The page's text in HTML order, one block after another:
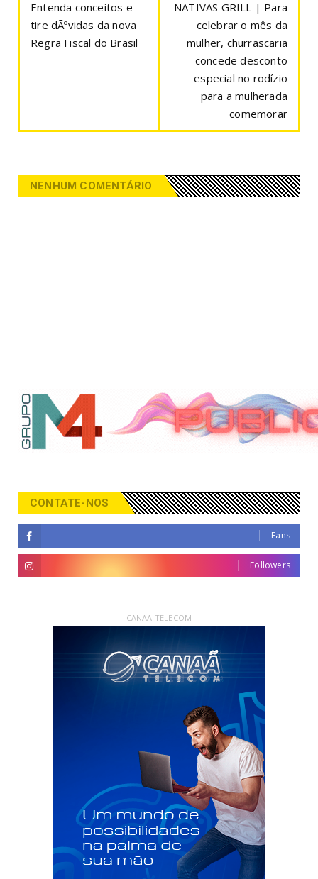
Entenda conceitos e
tire dÃºvidas da nova
Regra Fiscal do Brasil
NATIVAS GRILL | Para
celebrar o mês da
mulher, churrascaria
concede desconto
especial no rodízio
para a mulherada
comemorar
NENHUM COMENTÁRIO
CONTATE-NOS
Fans
Followers
- CANAA TELECOM -